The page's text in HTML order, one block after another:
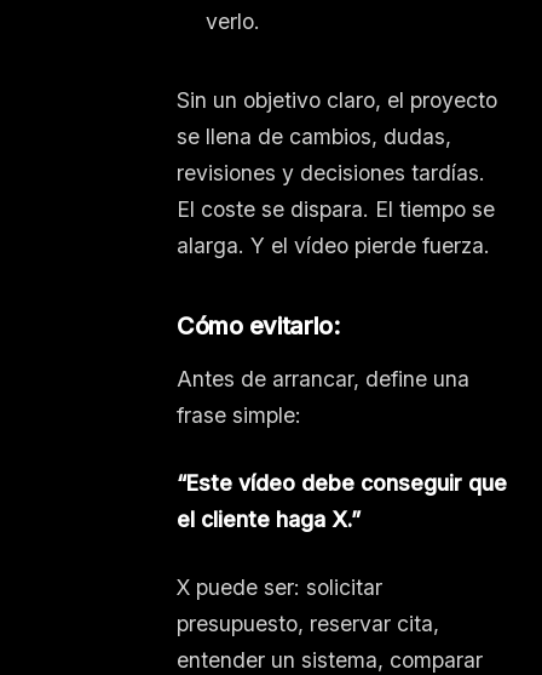
verlo.
Sin un objetivo claro, el proyecto
se llena de cambios, dudas,
revisiones y decisiones tardías.
El coste se dispara. El tiempo se
alarga. Y el vídeo pierde fuerza.
Cómo evitarlo:
Antes de arrancar, define una
frase simple:
“Este vídeo debe conseguir que
el cliente haga X.”
X puede ser: solicitar
presupuesto, reservar cita,
entender un sistema, comparar